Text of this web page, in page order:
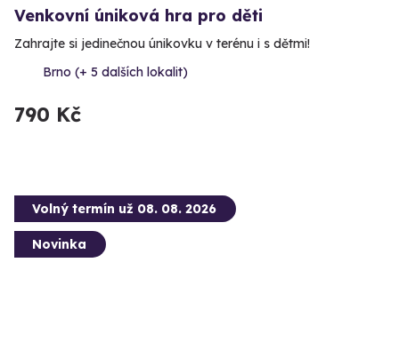
Venkovní úniková hra pro děti
Zahrajte si jedinečnou únikovku v terénu i s dětmi!
Brno (+ 5 dalších lokalit)
790 Kč
Volný termín už 08. 08. 2026
Novinka